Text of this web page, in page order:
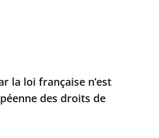
la loi française n’est
des droits de